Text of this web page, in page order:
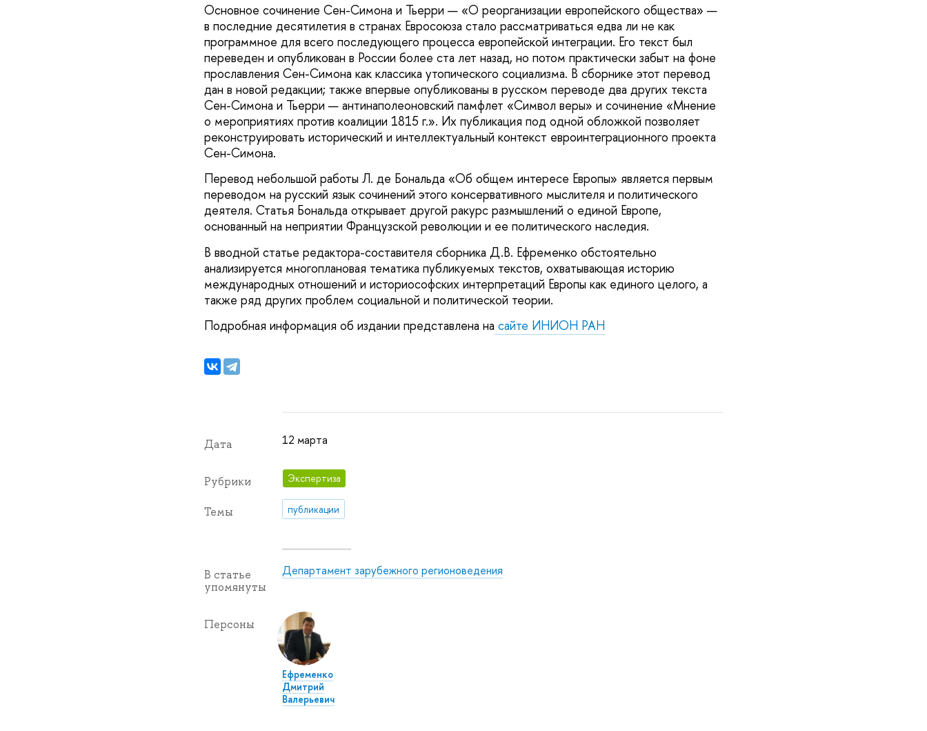
Основное сочинение Сен-Симона и Тьерри — «О реорганизации европейского общества» —
в последние десятилетия в странах Евросоюза стало рассматриваться едва ли не как
программное для всего последующего процесса европейской интеграции. Его текст был
переведен и опубликован в России более ста лет назад, но потом практически забыт на фоне
прославления Сен-Симона как классика утопического социализма. В сборнике этот перевод
дан в новой редакции; также впервые опубликованы в русском переводе два других текста
Сен-Симона и Тьерри — антинаполеоновский памфлет «Символ веры» и сочинение «Мнение
о мероприятиях против коалиции 1815 г.». Их публикация под одной обложкой позволяет
реконструировать исторический и интеллектуальный контекст евроинтеграционного проекта
Сен-Симона.
Перевод небольшой работы Л. де Бональда «Об общем интересе Европы» является первым
переводом на русский язык сочинений этого консервативного мыслителя и политического
деятеля. Статья Бональда открывает другой ракурс размышлений о единой Европе,
основанный на неприятии Французской революции и ее политического наследия.
В вводной статье редактора-составителя сборника Д.В. Ефременко обстоятельно
анализируется многоплановая тематика публикуемых текстов, охватывающая историю
международных отношений и историософских интерпретаций Европы как единого целого, а
также ряд других проблем социальной и политической теории.
Подробная информация об издании представлена на сайте ИНИОН РАН
Дата 12 марта
Рубрики Экспертиза
Темы публикации
В статье
упомянуты
Департамент зарубежного регионоведения
Персоны
Ефременко
Дмитрий
Валерьевич